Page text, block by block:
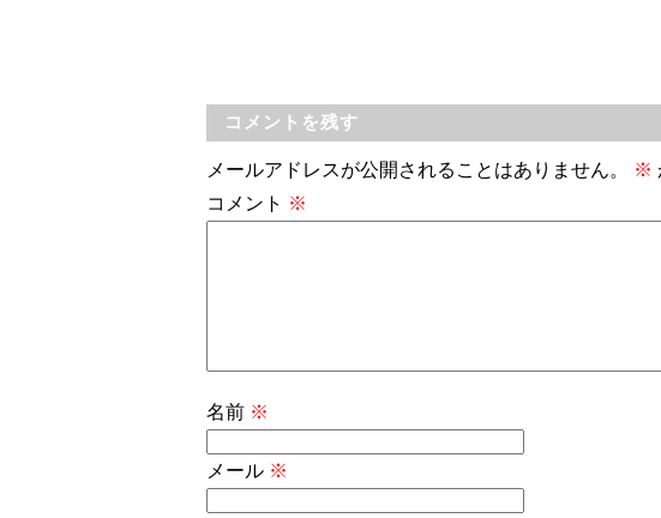
コメントを残す
メールアドレスが公開されることはありません。 ※
コメント ※
名前 ※
メール ※